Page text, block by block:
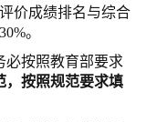
价成绩排名与综合
。
必按照教育部要求
，按照规范要求填